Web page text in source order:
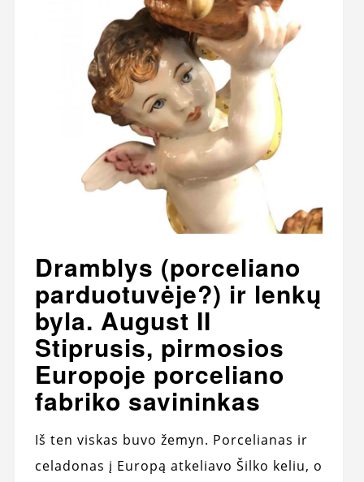
Dramblys (porceliano
parduotuvėje?) ir lenkų
byla. August II
Stiprusis, pirmosios
Europoje porceliano
fabriko savininkas
Iš ten viskas buvo žemyn. Porcelianas ir
celadonas į Europą atkeliavo Šilko keliu, o